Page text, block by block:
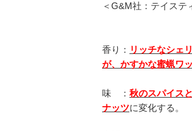
＜G&M社：テイステ
香り： リッチなシェ
が、かすかな蜜蝋ワ
味 ： 秋のスパイス
ナッツに変化する。